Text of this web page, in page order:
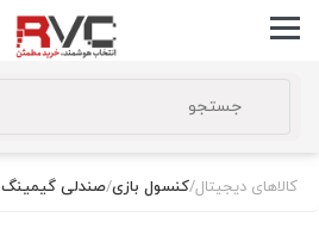
کالاهای دیجیتال/کنسول بازی/صندلی گیمینگ